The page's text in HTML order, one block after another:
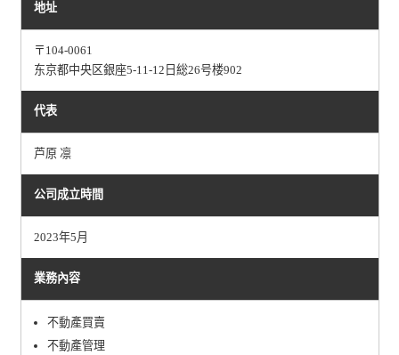
地址
〒104-0061
东京都中央区銀座5-11-12日総26号楼902
代表
芦原 凛
公司成立時間
2023年5月
業務內容
不動產買賣
不動產管理